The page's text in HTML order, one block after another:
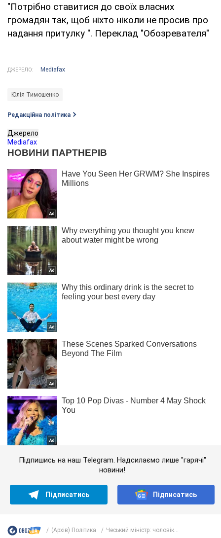
"Потрібно ставитися до своїх власних
громадян так, щоб ніхто ніколи не просив про
надання притулку ". Переклад "Обозревателя"
ДЖЕРЕЛО: Mediafax
Юлія Тимошенко
Редакційна політика
Джерело
Mediafax
Підпишись на наш Telegram. Надсилаємо лише "гарячі"
новини!
Підписатись Підписатись
(Архів) Політика Чеський міністр: чоловік...